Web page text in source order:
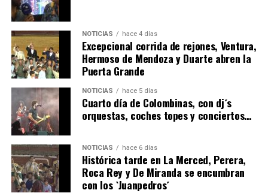
6º DÍA DE LAS FIESTAS COLOMBINAS 2026
hace 3 días Huelvatv
NOTICIAS hace 4 días
Excepcional corrida de rejones, Ventura,
Hermoso de Mendoza y Duarte abren la
Puerta Grande
NOTICIAS hace 5 días
Cuarto día de Colombinas, con dj´s
orquestas, coches topes y conciertos…
NOTICIAS hace 6 días
Histórica tarde en La Merced, Perera,
Roca Rey y De Miranda se encumbran
con los `Juanpedros´